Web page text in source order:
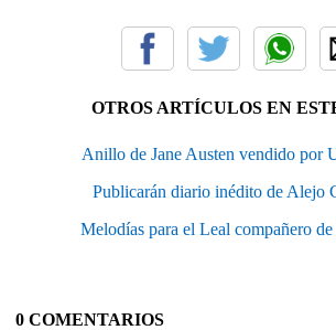
OTROS ARTÍCULOS EN
Anillo de Jane Austen vendido por
Publicarán diario inédito de Alejo
Melodías para el Leal compañero
0 COMENTARIOS